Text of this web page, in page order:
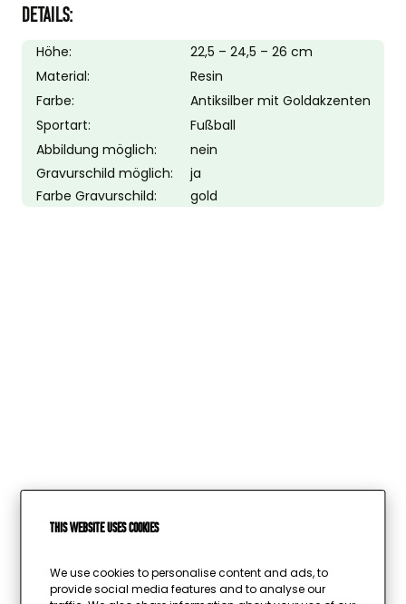
This website uses cookies
We use cookies to personalise content and ads, to
provide social media features and to analyse our
DETAILS:
Höhe:
22,5 – 24,5 – 26 cm
Material:
Resin
Farbe:
Antiksilber mit Goldakzenten
Sportart:
Fußball
Abbildung möglich:
nein
Gravurschild möglich:
ja
Farbe Gravurschild:
gold